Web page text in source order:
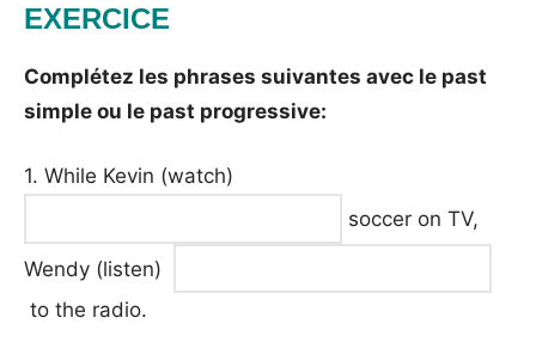
EXERCICE
Complétez les phrases suivantes avec le past
simple ou le past progressive:
1. While Kevin (watch)
soccer on TV,
Wendy (listen)
to the radio.